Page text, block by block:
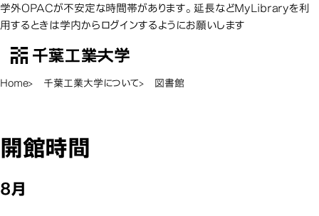
学外OPACが不安定な時間帯があります。延長などMyLibraryを利
用するときは学内からログインするようにお願いします
千葉工業大学
Open Menu
Home 千葉工業大学について 図書館
図書館
開館時間
8月